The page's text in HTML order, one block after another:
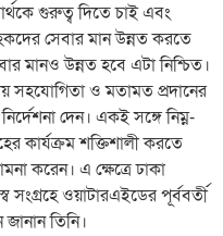
গুরুত্ব দিতে চাই এবং
সেবার মান উন্নত করতে
মানও উন্নত হবে এটা নিশ্চিত।
সহযোগিতা ও মতামত প্রদানের
দেন। একই সঙ্গে নিম্ন-
কার্যক্রম শক্তিশালী করতে
করেন। এ ক্ষেত্রে ঢাকা
সংগ্রহে ওয়াটারএইডের পূর্ববর্তী
তিনি।